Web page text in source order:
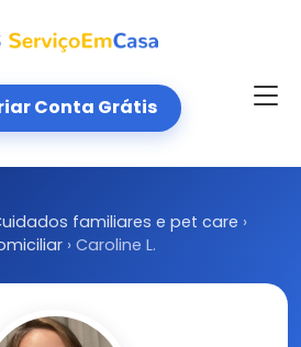
Conta Grátis
familiares e pet care ›
› Caroline L.